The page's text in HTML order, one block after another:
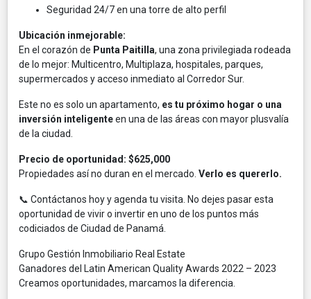
Seguridad 24/7 en una torre de alto perfil
Ubicación inmejorable:
En el corazón de Punta Paitilla, una zona privilegiada rodeada
de lo mejor: Multicentro, Multiplaza, hospitales, parques,
supermercados y acceso inmediato al Corredor Sur.
Este no es solo un apartamento, es tu próximo hogar o una
inversión inteligenteen una de las áreas con mayor plusvalía
de la ciudad.
Precio de oportunidad: $625,000
Propiedades así no duran en el mercado. Verlo es quererlo.
📞 Contáctanos hoy y agenda tu visita. No dejes pasar esta
oportunidad de vivir o invertir en uno de los puntos más
codiciados de Ciudad de Panamá.
Grupo Gestión Inmobiliario Real Estate
Ganadores del Latin American Quality Awards 2022 – 2023
Creamos oportunidades, marcamos la diferencia.